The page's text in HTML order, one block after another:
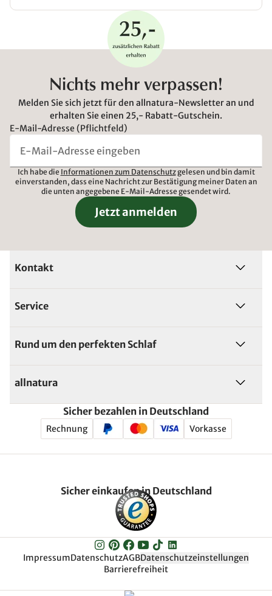
Nichts mehr verpassen!
Melden Sie sich jetzt für den allnatura-Newsletter an und
erhalten Sie einen 25,- Rabatt-Gutschein.
E-Mail-Adresse (Pflichtfeld)
Ich habe die Informationen zum Datenschutzgelesen und bin damit
einverstanden, dass eine Nachricht zur Bestätigung meiner Daten an
die unten angegebene E-Mail-Adresse gesendet wird.
Jetzt anmelden
Kontakt
Service
Rund um den perfekten Schlaf
allnatura
Sicher bezahlen in Deutschland
Rechnung Vorkasse
Sicher einkaufen in Deutschland
ImpressumDatenschutzAGBDatenschutzeinstellungen
Barrierefreiheit